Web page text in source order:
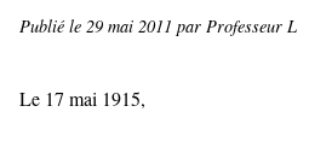
Publié le 29 mai 2011 par Professeur L
Le 17 mai 1915,